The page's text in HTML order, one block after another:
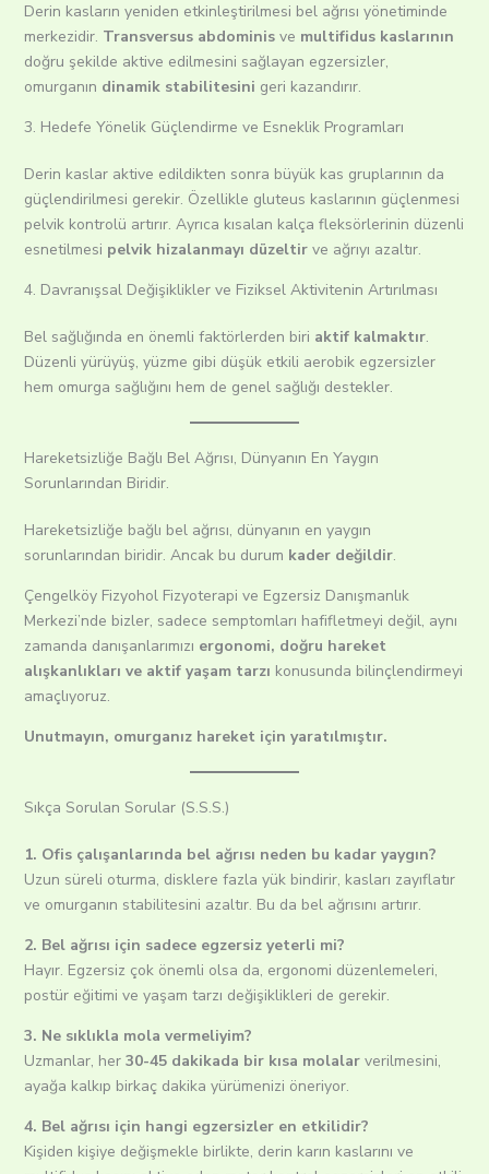
Derin kasların yeniden etkinleştirilmesi bel ağrısı yönetiminde
merkezidir. Transversus abdominisve multifidus kaslarının
doğru şekilde aktive edilmesini sağlayan egzersizler,
omurganın dinamik stabilitesini geri kazandırır.
3. Hedefe Yönelik Güçlendirme ve Esneklik Programları
Derin kaslar aktive edildikten sonra büyük kas gruplarının da
güçlendirilmesi gerekir. Özellikle gluteus kaslarının güçlenmesi
pelvik kontrolü artırır. Ayrıca kısalan kalça fleksörlerinin düzenli
esnetilmesi pelvik hizalanmayı düzeltirve ağrıyı azaltır.
4. Davranışsal Değişiklikler ve Fiziksel Aktivitenin Artırılması
Bel sağlığında en önemli faktörlerden biri aktif kalmaktır.
Düzenli yürüyüş, yüzme gibi düşük etkili aerobik egzersizler
hem omurga sağlığını hem de genel sağlığı destekler.
Hareketsizliğe Bağlı Bel Ağrısı, Dünyanın En Yaygın
Sorunlarından Biridir.
Hareketsizliğe bağlı bel ağrısı, dünyanın en yaygın
sorunlarından biridir. Ancak bu durum kader değildir.
Çengelköy Fizyohol Fizyoterapi ve Egzersiz Danışmanlık
Merkezi’nde bizler, sadece semptomları hafifletmeyi değil, aynı
zamanda danışanlarımızı ergonomi, doğru hareket
alışkanlıkları ve aktif yaşam tarzı konusunda bilinçlendirmeyi
amaçlıyoruz.
Unutmayın, omurganız hareket için yaratılmıştır.
Sıkça Sorulan Sorular (S.S.S.)
1. Ofis çalışanlarında bel ağrısı neden bu kadar yaygın?
Uzun süreli oturma, disklere fazla yük bindirir, kasları zayıflatır
ve omurganın stabilitesini azaltır. Bu da bel ağrısını artırır.
2. Bel ağrısı için sadece egzersiz yeterli mi?
Hayır. Egzersiz çok önemli olsa da, ergonomi düzenlemeleri,
postür eğitimi ve yaşam tarzı değişiklikleri de gerekir.
3. Ne sıklıkla mola vermeliyim?
Uzmanlar, her 30-45 dakikada bir kısa molalarverilmesini,
ayağa kalkıp birkaç dakika yürümenizi öneriyor.
4. Bel ağrısı için hangi egzersizler en etkilidir?
Kişiden kişiye değişmekle birlikte, derin karın kaslarını ve